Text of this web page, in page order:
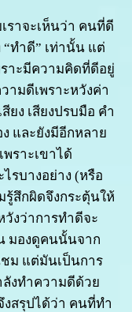
ราจะเห็นว่า คนที่ดี
ทำดี” เท่านั้น แต่
าะมีความคิดที่ดีอยู่
ามดีเพราะหวังค่า
ยง เสียงปรบมือ คำ
และยังมีอีกหลาย
ราะเขาได้
รบางอย่าง (หรือ
รู้สึกผิดจึงกระตุ้นให้
งว่าการทำดีจะ
มองดูคนนั้นจาก
ม แต่มันเป็นการ
งทำความดีด้วย
งสรุปได้ว่า คนที่ทำ